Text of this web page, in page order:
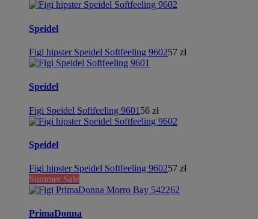
Speidel
Figi hipster Speidel Softfeeling 960257 zł
Speidel
Figi Speidel Softfeeling 9601 56 zł
Speidel
Figi hipster Speidel Softfeeling 960257 zł
Summer Sale
PrimaDonna